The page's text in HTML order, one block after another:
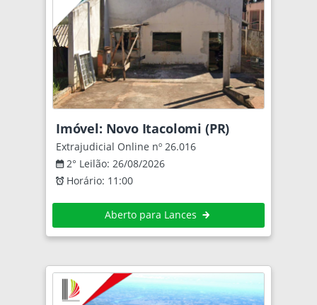
Imóvel: Novo Itacolomi (PR)
Extrajudicial Online nº 26.016
2° Leilão: 26/08/2026
Horário: 11:00
Aberto para Lances